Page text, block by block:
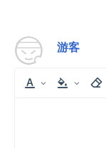
游客